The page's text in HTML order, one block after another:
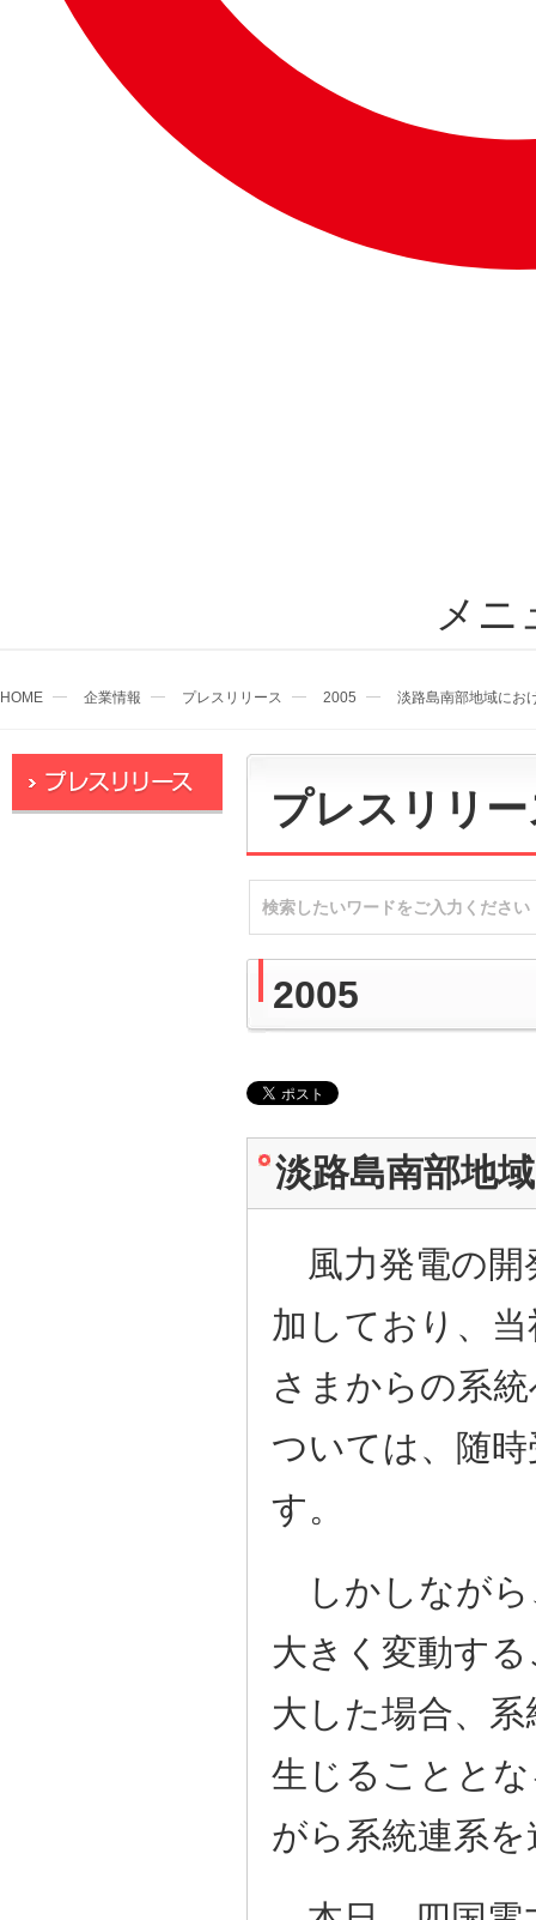
メニ
HOME 企業情報 プレスリリース 2005 淡路島南部地域にお
プレスリリ
2005
淡路島南部地
風力発電の開
加しており、
さまからの系
ついては、随
す。
しかしながら
大きく変動す
大した場合、
生じることと
がら系統連系